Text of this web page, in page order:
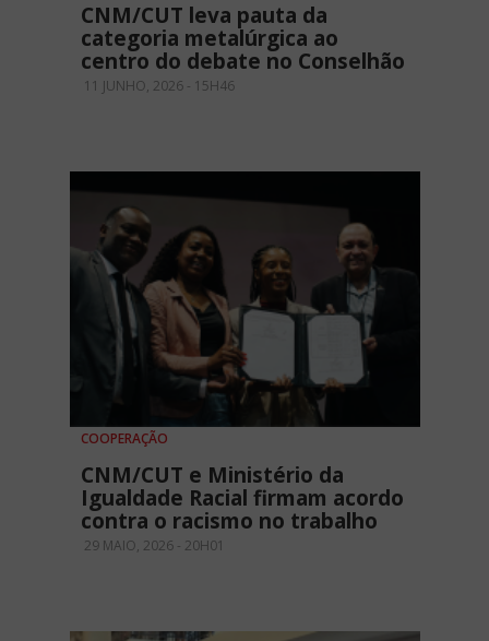
CNM/CUT leva pauta da
categoria metalúrgica ao
centro do debate no Conselhão
11 JUNHO, 2026 - 15H46
COOPERAÇÃO
CNM/CUT e Ministério da
Igualdade Racial firmam acordo
contra o racismo no trabalho
29 MAIO, 2026 - 20H01